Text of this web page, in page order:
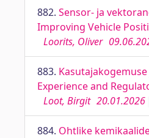
882. Sensor- ja
Improving Vehicle
Loorits, Oliver
883.
Experience and
Loot, Birgit 20.01.2026
884. Ohtlike